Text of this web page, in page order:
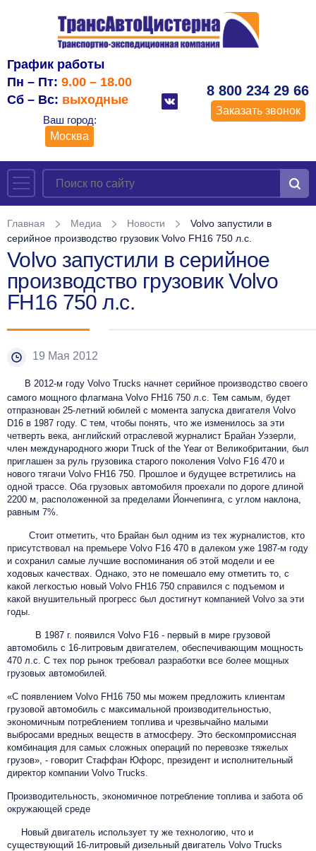
График работы
Пн – Пт: 9.00 – 18.00
Сб – Вс: выходные
Ваш город:
Москва
8 800 234 29 66
Заказать звонок
Главная Медиа Новости
Volvo запустили в
серийное производство грузовик Volvo FH16 750 л.с.
Volvo запустили в серийное
производство грузовик Volvo
FH16 750 л.с.
19 Мая 2012
В 2012-м году Volvo Trucks начнет серийное производство своего
самого мощного флагмана Volvo FH16 750 л.с. Тем самым, будет
отпразнован 25-летний юбилей с момента запуска двигателя Volvo
D16 в 1987 году. С тем, чтобы понять, что же изменилось за эти
четверть века, английский отраслевой журналист Брайан Уэзерли,
член международного жюри Truck of the Year от Великобритании, был
приглашен за руль грузовика старого поколения Volvo F16 470 и
нового тягачи Volvo FH16 750. Прошлое и будущее встретились на
одной трассе. Оба грузовых автомобиля проехали по дороге длиной
2200 м, расположенной за пределами Йончепинга, с углом наклона,
равным 7%.
Стоит отметить, что Брайан был одним из тех журналистов, кто
присутствовал на премьере Volvo F16 470 в далеком уже 1987-м году
и сохранил самые лучшие воспоминания об этой модели и ее
ходовых качествах. Однако, это не помешало ему отметить то, с
какой легкостью новый Volvo FH16 750 справился с подъемом и
какой внушительный прогресс был достигнут компанией Volvo за эти
годы.
В 1987 г. появился Volvo F16 - первый в мире грузовой
автомобиль с 16-литровым двигателем, обеспечивающим мощность
470 л.с. С тех пор рынок требовал разработки все более мощных
грузовых автомобилей.
«С появлением Volvo FH16 750 мы можем предложить клиентам
грузовой автомобиль с максимальной производительностью,
экономичным потреблением топлива и чрезвычайно малыми
выбросами вредных веществ в атмосферу. Это бескомпромиссная
комбинация для самых сложных операций по перевозке тяжелых
грузов», - говорит Стаффан Юфорс, президент и исполнительный
директор компании Volvo Trucks.
Производительность, экономичное потребление топлива и забота об
окружающей среде
Новый двигатель использует ту же технологию, что и
существующий 16-литровый дизельный двигатель Volvo Trucks